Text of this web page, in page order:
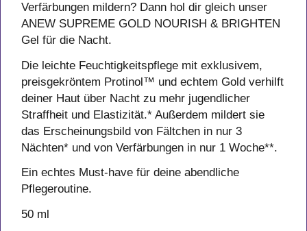
Verfärbungen mildern? Dann hol dir gleich unser
ANEW SUPREME GOLD NOURISH & BRIGHTEN
Gel für die Nacht.
Die leichte Feuchtigkeitspflege mit exklusivem,
preisgekröntem Protinol™ und echtem Gold verhilft
deiner Haut über Nacht zu mehr jugendlicher
Straffheit und Elastizität.* Außerdem mildert sie
das Erscheinungsbild von Fältchen in nur 3
Nächten* und von Verfärbungen in nur 1 Woche**.
Ein echtes Must-have für deine abendliche
Pflegeroutine.
50 ml